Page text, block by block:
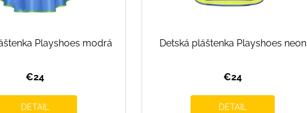
Playshoes modrá
€24
DETAIL
Detská pláštenka Playshoes neon
€24
DETAIL